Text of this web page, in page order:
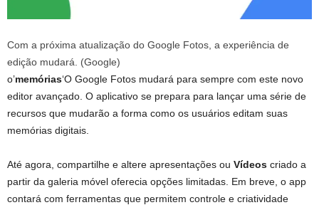
Com a próxima atualização do Google Fotos, a experiência de
edição mudará. (Google)
o’memórias‘O Google Fotos mudará para sempre com este novo
editor avançado. O aplicativo se prepara para lançar uma série de
recursos que mudarão a forma como os usuários editam suas
memórias digitais.
Até agora, compartilhe e altere apresentações ou Vídeos criado a
partir da galeria móvel oferecia opções limitadas. Em breve, o app
contará com ferramentas que permitem controle e criatividade